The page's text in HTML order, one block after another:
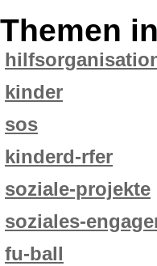
Themen
kinder
sos
kinderd-rfer
soziale-projekte
soziales-
fu-ball